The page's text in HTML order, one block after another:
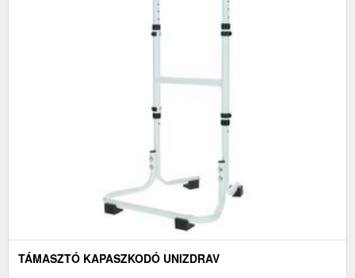
TÁMASZTÓ KAPASZKODÓ UNIZDRAV